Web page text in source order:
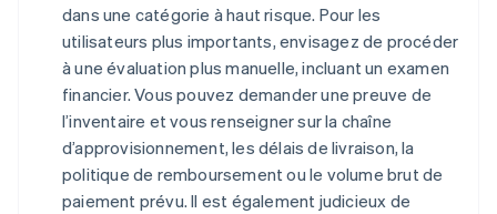
dans une catégorie à haut risque. Pour les
utilisateurs plus importants, envisagez de procéder
à une évaluation plus manuelle, incluant un examen
financier. Vous pouvez demander une preuve de
l’inventaire et vous renseigner sur la chaîne
d’approvisionnement, les délais de livraison, la
politique de remboursement ou le volume brut de
paiement prévu. Il est également judicieux de